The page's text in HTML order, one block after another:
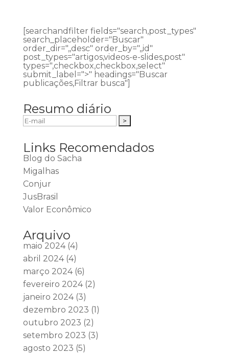
[searchandfilter fields="search,post_types"
search_placeholder="Buscar"
order_dir=",,desc" order_by=",,id"
post_types="artigos,videos-e-slides,post"
types=",checkbox,checkbox,select"
submit_label=">" headings="Buscar
publicações,Filtrar busca"]
Resumo diário
Links Recomendados
Blog do Sacha
Migalhas
Conjur
JusBrasil
Valor Econômico
Arquivo
maio 2024(4)
abril 2024(4)
março 2024(6)
fevereiro 2024(2)
janeiro 2024(3)
dezembro 2023 (1)
outubro 2023 (2)
setembro 2023 (3)
agosto 2023 (5)